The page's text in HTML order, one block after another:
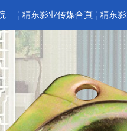
精东影业传媒合頁 精东